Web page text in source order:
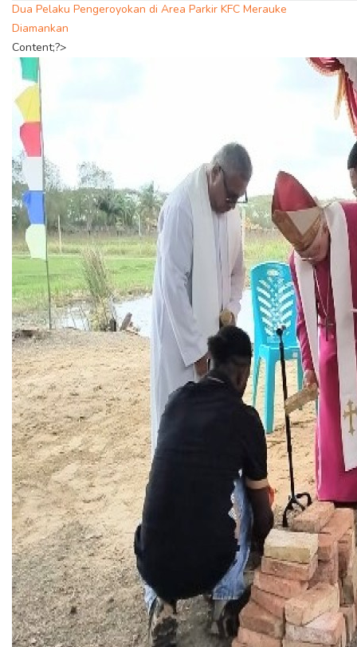
Dua Pelaku Pengeroyokan di Area Parkir KFC Merauke
Diamankan
Content;?>